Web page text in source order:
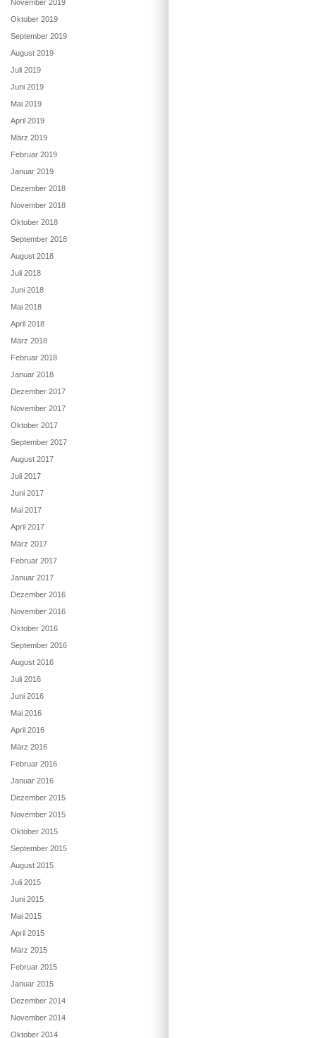
November 2019
Oktober 2019
September 2019
August 2019
Juli 2019
Juni 2019
Mai 2019
April 2019
März 2019
Februar 2019
Januar 2019
Dezember 2018
November 2018
Oktober 2018
September 2018
August 2018
Juli 2018
Juni 2018
Mai 2018
April 2018
März 2018
Februar 2018
Januar 2018
Dezember 2017
November 2017
Oktober 2017
September 2017
August 2017
Juli 2017
Juni 2017
Mai 2017
April 2017
März 2017
Februar 2017
Januar 2017
Dezember 2016
November 2016
Oktober 2016
September 2016
August 2016
Juli 2016
Juni 2016
Mai 2016
April 2016
März 2016
Februar 2016
Januar 2016
Dezember 2015
November 2015
Oktober 2015
September 2015
August 2015
Juli 2015
Juni 2015
Mai 2015
April 2015
März 2015
Februar 2015
Januar 2015
Dezember 2014
November 2014
Oktober 2014